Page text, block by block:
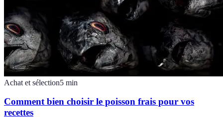
Achat et sélection5 min
Comment bien choisir le poisson frais pour vos
recettes